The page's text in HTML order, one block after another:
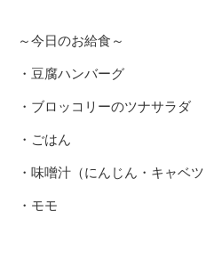
～今日のお給食～
・豆腐ハンバーグ
・ブロッコリーのツナサラダ
・ごはん
・味噌汁（にんじん・キャベツ
・モモ